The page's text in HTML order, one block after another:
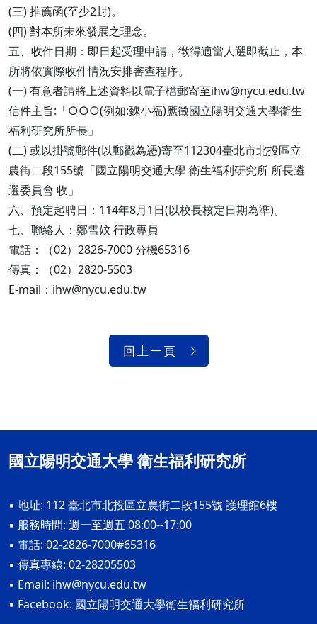
(三) 推薦函(至少2封)。
(四) 對本所未來發展之理念。
五、收件日期：即日起受理申請，徵得適當人選即截止，本
所將依實際收件情況安排審查程序。
(一) 有意者請將上述資料以電子檔郵寄至ihw@nycu.edu.tw
信件主旨:「○○○(例如:魏小福)應徵國立陽明交通大學衛生
福利研究所所長」
(二) 或以掛號郵件(以郵戳為憑)寄至112304臺北市北投區立
農街二段155號「國立陽明交通大學 衛生福利研究所 所長遴
選委員會 收」
六、預定起聘日：114年8月1日(以校長核定日期為準)。
七、聯絡人：鄭雪妏 行政專員
電話：（02）2826-7000 分機65316
傳真：（02）2820-5503
E-mail：ihw@nycu.edu.tw
回上一頁
國立陽明交通大學 衛生福利研究所
▪ 地址: 112 臺北市北投區立農街二段155號 護理館6樓
▪ 服務時間: 週一至週五 08:00--17:00
▪ 電話: 02-2826-7000#65316
▪ 傳真專線: 02-28205503
▪ Email: ihw@nycu.edu.tw
▪ Facebook: 國立陽明交通大學衛生福利研究所